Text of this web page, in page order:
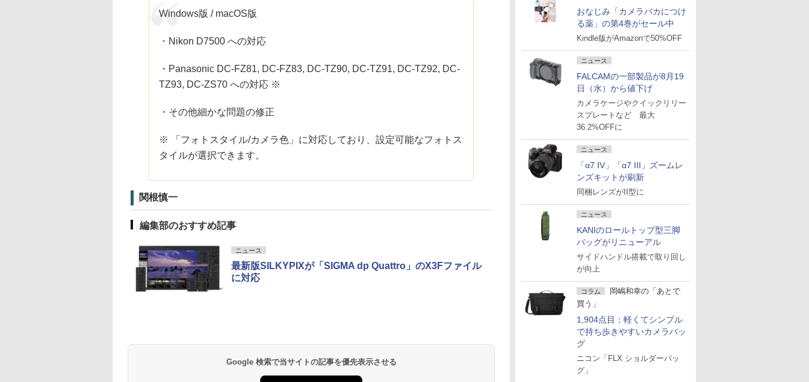
おなじみ「カメラバカにつけ
る薬」の第4巻がセール中
Kindle版がAmazonで50%OFF
ニュース
FALCAMの一部製品が8月19
日（水）から値下げ
カメラケージやクイックリリー
スプレートなど 最大
36.2%OFFに
ニュース
「α7 IV」「α7 III」ズームレ
ンズキットが刷新
同梱レンズがII型に
ニュース
KANIのロールトップ型三脚
バッグがリニューアル
サイドハンドル搭載で取り回し
が向上
コラム
岡嶋和幸の「あとで
買う」
1,904点目：軽くてシンプル
で持ち歩きやすいカメラバッ
グ
ニコン「FLX ショルダーバッ
グ」
Windows版 / macOS版
・Nikon D7500 への対応
・Panasonic DC-FZ81, DC-FZ83, DC-TZ90, DC-TZ91, DC-TZ92, DC-
TZ93, DC-ZS70 への対応 ※
・その他細かな問題の修正
※ 「フォトスタイル/カメラ色」に対応しており、設定可能なフォトス
タイルが選択できます。
関根慎一
編集部のおすすめ記事
ニュース
最新版SILKYPIXが「SIGMA dp Quattro」のX3Fファイル
に対応
Google 検索で当サイトの記事を優先表示させる